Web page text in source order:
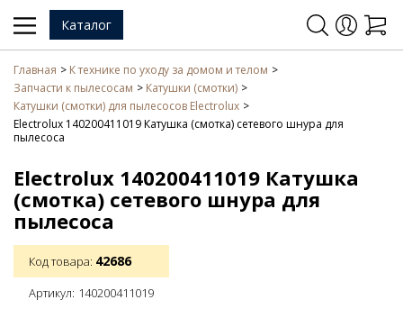
Каталог
Главная
К технике по уходу за домом и телом
Запчасти к пылесосам
Катушки (смотки)
Катушки (смотки) для пылесосов Electrolux
Electrolux 140200411019 Катушка (смотка) сетевого шнура для
пылесоса
Electrolux 140200411019 Катушка
(смотка) сетевого шнура для
пылесоса
Код товара: 42686
Артикул: 140200411019